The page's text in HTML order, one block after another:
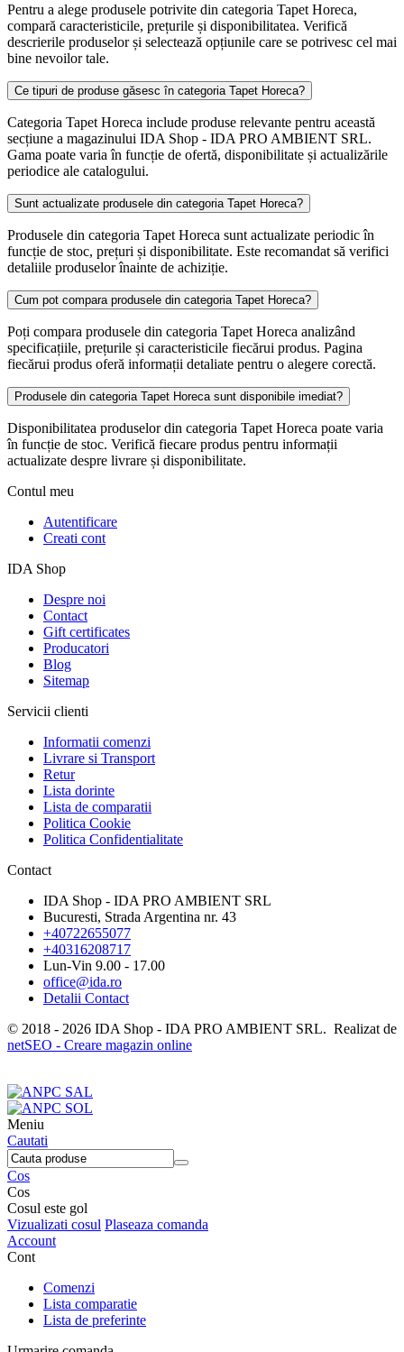
Pentru a alege produsele potrivite din categoria Tapet Horeca,
compară caracteristicile, prețurile și disponibilitatea. Verifică
descrierile produselor și selectează opțiunile care se potrivesc cel mai
bine nevoilor tale.
Ce tipuri de produse găsesc în categoria Tapet Horeca?
Categoria Tapet Horeca include produse relevante pentru această
secțiune a magazinului IDA Shop - IDA PRO AMBIENT SRL.
Gama poate varia în funcție de ofertă, disponibilitate și actualizările
periodice ale catalogului.
Sunt actualizate produsele din categoria Tapet Horeca?
Produsele din categoria Tapet Horeca sunt actualizate periodic în
funcție de stoc, prețuri și disponibilitate. Este recomandat să verifici
detaliile produselor înainte de achiziție.
Cum pot compara produsele din categoria Tapet Horeca?
Poți compara produsele din categoria Tapet Horeca analizând
specificațiile, prețurile și caracteristicile fiecărui produs. Pagina
fiecărui produs oferă informații detaliate pentru o alegere corectă.
Produsele din categoria Tapet Horeca sunt disponibile imediat?
Disponibilitatea produselor din categoria Tapet Horeca poate varia
în funcție de stoc. Verifică fiecare produs pentru informații
actualizate despre livrare și disponibilitate.
Contul meu
Autentificare
Creati cont
IDA Shop
Despre noi
Contact
Gift certificates
Producatori
Blog
Sitemap
Servicii clienti
Informatii comenzi
Livrare si Transport
Retur
Lista dorinte
Lista de comparatii
Politica Cookie
Politica Confidentialitate
Contact
IDA Shop - IDA PRO AMBIENT SRL
Bucuresti, Strada Argentina nr. 43
+40722655077
+40316208717
Lun-Vin 9.00 - 17.00
office@ida.ro
Detalii Contact
© 2018 - 2026 IDA Shop - IDA PRO AMBIENT SRL. Realizat de
netSEO - Creare magazin online
Meniu
Cautati
Cos
Cos
Cosul este gol
Vizualizati cosul Plaseaza comanda
Account
Cont
Comenzi
Lista comparatie
Lista de preferinte